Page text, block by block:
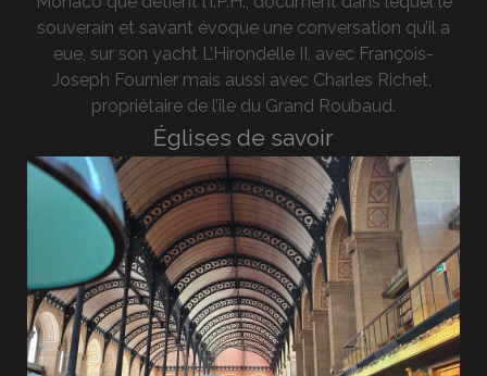
souverain et savant évoque une conversation qu’il a
eue, sur son yacht L’Hirondelle II, avec François-
Joseph Fournier mais aussi avec Charles Richet,
propriétaire de l’île du Grand Roubaud.
Églises de savoir